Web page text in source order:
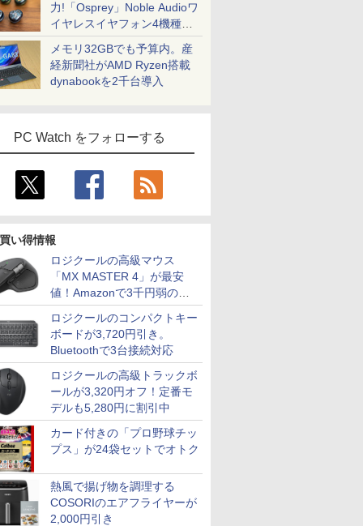
力!「Osprey」Noble Audioワ
イヤレスイヤフォン4機種を
一気に聴く
メモリ32GBでも予算内。産
経新聞社がAMD Ryzen搭載
dynabookを2千台導入
PC Watch をフォローする
い得情報
ロジクールの高級マウス
「MX MASTER 4」が最安
値！Amazonで3千円弱の割
引
ロジクールのコンパクトキー
ボードが3,720円引き。
Bluetoothで3台接続対応
ロジクールの高級トラックボ
ールが3,320円オフ！定番モ
デルも5,280円に割引中
カード付きの「プロ野球チッ
プス」が24袋セットでオトク
熱風で揚げ物を調理する
COSORIのエアフライヤーが
2,000円引き